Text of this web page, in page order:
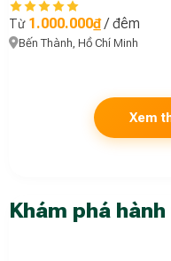
Từ 1.000.000₫/ đêm
Bến Thành, Hồ Chí Minh
Xem
Khám phá